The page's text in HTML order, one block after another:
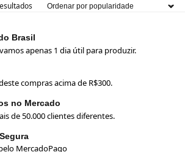
Brasil
apenas 1 dia útil para produzir.
compras acima de R$300.
no Mercado
de 50.000 clientes diferentes.
MercadoPago